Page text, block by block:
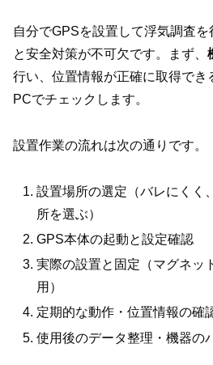
自分でGPSを設置して浮気調査
と安全対策が不可欠です。まず、
行い、位置情報が正確に取得でき
PCでチェックします。
設置作業の流れは次の通りです。
設置場所の選定（バレにくく
所を選ぶ）
GPS本体の起動と設定確認
実際の設置と固定（マグネッ
用）
定期的な動作・位置情報の確
使用後のデータ整理・機器の